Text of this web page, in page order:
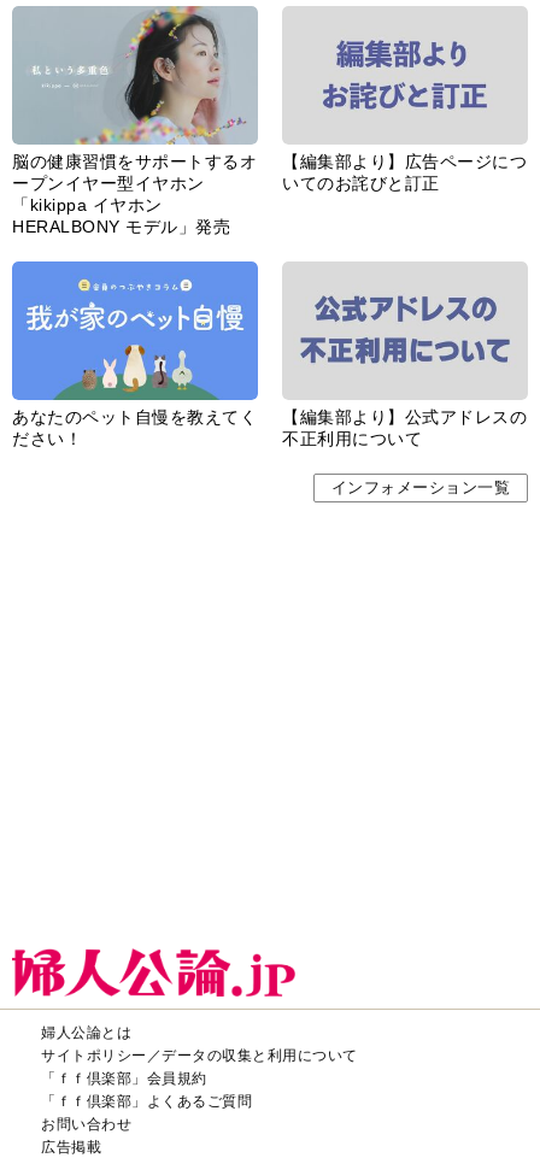
インフォメーション一覧
サイトポリシー／データの収集と利用について
「ｆｆ倶楽部」会員規約
「ｆｆ倶楽部」よくあるご質問
CHUOKORON-SHINSHA,INC.All right reserved